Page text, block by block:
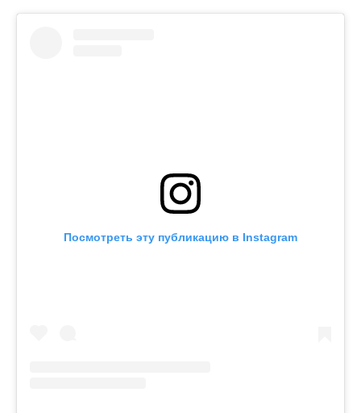
Посмотреть эту публикацию в Instagram